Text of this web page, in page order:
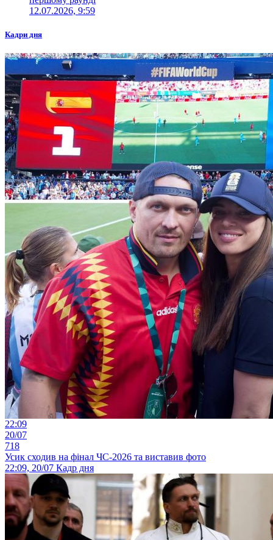
12.07.2026, 9:59
Кадри дня
22:09
20/07
718
Усик сходив на фінал ЧС-2026 та виставив фото
22:09, 20/07 Кадр дня